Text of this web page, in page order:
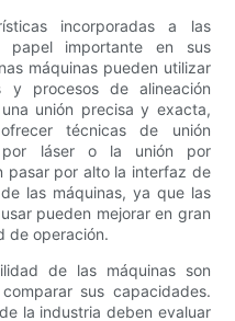
incorporadas a las
papel importante en sus
máquinas pueden utilizar
y procesos de alineación
unión precisa y exacta,
técnicas de unión
por láser o la unión por
pasar por alto la interfaz de
las máquinas, ya que las
pueden mejorar en gran
de operación.
de las máquinas son
sus capacidades.
la industria deben evaluar